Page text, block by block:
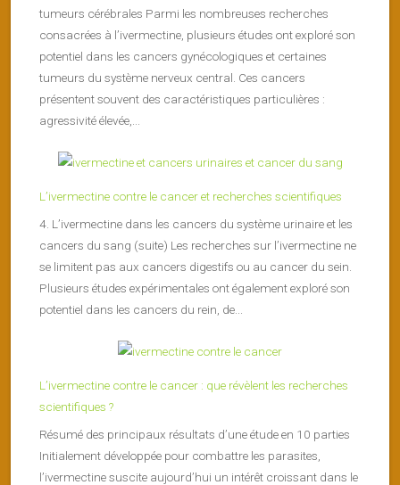
tumeurs cérébrales Parmi les nombreuses recherches
consacrées à l’ivermectine, plusieurs études ont exploré son
potentiel dans les cancers gynécologiques et certaines
tumeurs du système nerveux central. Ces cancers
présentent souvent des caractéristiques particulières :
agressivité élevée,...
L’ivermectine contre le cancer et recherches scientifiques
4. L’ivermectine dans les cancers du système urinaire et les
cancers du sang (suite) Les recherches sur l’ivermectine ne
se limitent pas aux cancers digestifs ou au cancer du sein.
Plusieurs études expérimentales ont également exploré son
potentiel dans les cancers du rein, de...
L’ivermectine contre le cancer : que révèlent les recherches
scientifiques ?
Résumé des principaux résultats d’une étude en 10 parties
Initialement développée pour combattre les parasites,
l’ivermectine suscite aujourd’hui un intérêt croissant dans le